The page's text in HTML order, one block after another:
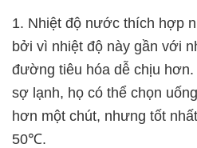
1. Nhiệt độ nước thích hợp
bởi vì nhiệt độ này gần với
đường tiêu hóa dễ chịu
sợ lạnh, họ có thể chọn
hơn một chút, nhưng tốt
50℃.